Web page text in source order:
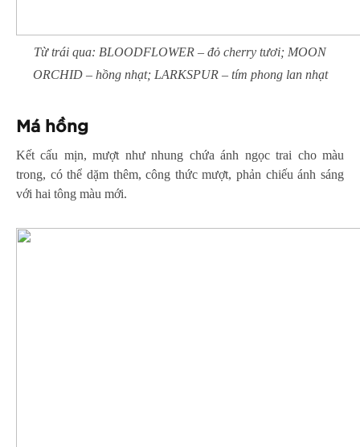
Từ trái qua: BLOODFLOWER – đỏ cherry tươi; MOON
ORCHID – hồng nhạt; LARKSPUR – tím phong lan nhạt
Má hồng
Kết cấu mịn, mượt như nhung chứa ánh ngọc trai cho màu
trong, có thể dặm thêm, công thức mượt, phản chiếu ánh sáng
với hai tông màu mới.